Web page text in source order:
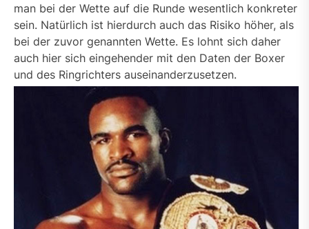
man bei der Wette auf die Runde wesentlich konkreter
sein. Natürlich ist hierdurch auch das Risiko höher, als
bei der zuvor genannten Wette. Es lohnt sich daher
auch hier sich eingehender mit den Daten der Boxer
und des Ringrichters auseinanderzusetzen.